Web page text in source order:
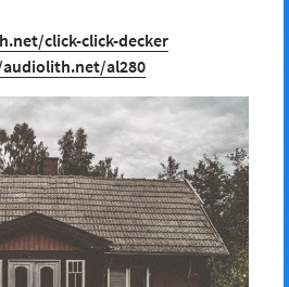
click-click-decker
al280